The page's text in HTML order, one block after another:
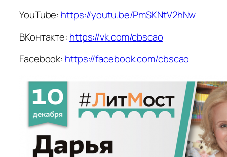
YouTube: https://youtu.be/PmSKNtV2hNw
ВКонтакте: https://vk.com/cbscao
Facebook: https://facebook.com/cbscao